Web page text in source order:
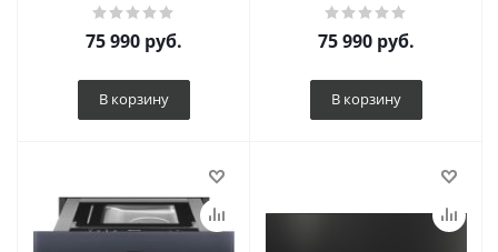
75 990 руб.
В корзину
75 990 руб.
В корзину